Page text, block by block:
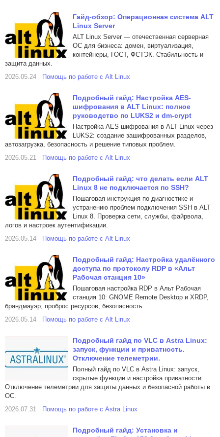
Гайд-обзор: Операционная система ALT
Linux Server
ALT Linux Server — отечественная серверная
ОС для бизнеса: домен, виртуализация,
контейнеры, ГОСТ, ФСТЭК. Стабильность и
защита данных.
2026.05.24
Помощь по работе с Alt Linux
Подробный гайд: Настройка AES-
шифрования в ALT Linux: полное
руководство по LUKS2 и dm-crypt
Настройка AES-шифрования в ALT Linux через
LUKS2: создание зашифрованных разделов,
автозагрузка, безопасность и решение типовых проблем.
2026.05.21
Помощь по работе с Alt Linux
Подробный гайд: что делать если ALT
Linux 8 не подключается по SSH?
Пошаговая инструкция по диагностике и
устранению проблем подключения SSH в ALT
Linux 8. Проверка сети, службы, файрвола,
логов и настроек аутентификации.
2026.05.14
Помощь по работе с Alt Linux
Подробный гайд: Настройка удалённого
доступа по протоколу RDP в «Альт
Рабочая станция 10»
Пошаговая настройка RDP в Альт Рабочая
станция 10: GNOME Remote Desktop и XRDP,
брандмауэр, проброс ресурсов, безопасность
2026.05.14
Помощь по работе с Alt Linux
Подробный гайд по VLC в Astra Linux:
запуск, функции и приватность.
Отключение телеметрии.
Полный гайд по VLC в Astra Linux: запуск,
скрытые функции и настройка приватности.
Отключение телеметрии для защиты данных и безопасной работы в
ОС.
2026.07.31
Помощь по работе с Astra Linux
Подробный гайд: Установка и